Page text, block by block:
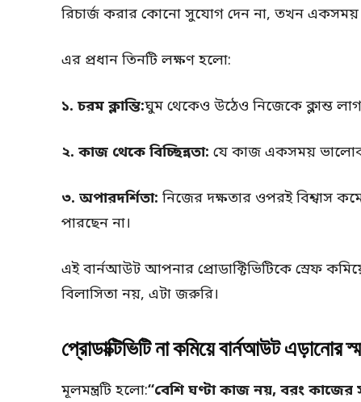
রিচার্জ করার কোনো সুযোগ দেন না, তখন
এর প্রধান তিনটি লক্ষণ হলো:
১. চরম ক্লান্তি:ঘুম থেকেও উঠেও নিজেকে ক্লান্ত
২. কাজ থেকে বিচ্ছিন্নতা: যে কাজ একসময়
৩. অপারদর্শিতা: নিজের দক্ষতার ওপরই বিশ্বাস
পারছেন না।
এই বার্নআউট আপনার প্রোডাক্টিভিটিকে স্রেফ
বিলাসিতা নয়, এটা জরুরি।
প্রোডাক্টিভিটি না কমিয়ে বার্নআউট এড়ানোর
মূলমন্ত্রটি হলো:“বেশি ঘণ্টা কাজ নয়, বরং